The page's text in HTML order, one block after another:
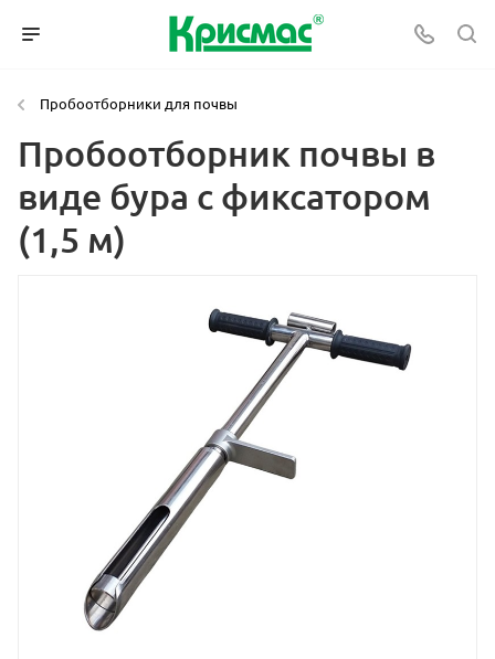
Пробоотборники для почвы
Пробоотборник почвы в
виде бура с фиксатором
(1,5 м)